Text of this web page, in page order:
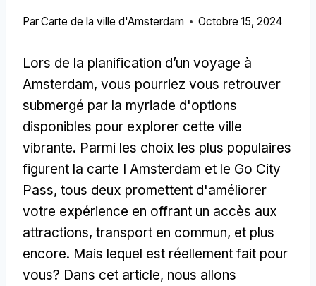
ParCarte de la ville d'Amsterdam Octobre 15, 2024
Lors de la planification d’un voyage à
Amsterdam, vous pourriez vous retrouver
submergé par la myriade d'options
disponibles pour explorer cette ville
vibrante. Parmi les choix les plus populaires
figurent la carte I Amsterdam et le Go City
Pass, tous deux promettent d'améliorer
votre expérience en offrant un accès aux
attractions, transport en commun, et plus
encore. Mais lequel est réellement fait pour
vous? Dans cet article, nous allons